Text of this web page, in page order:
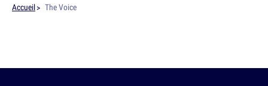
Accueil The Voice